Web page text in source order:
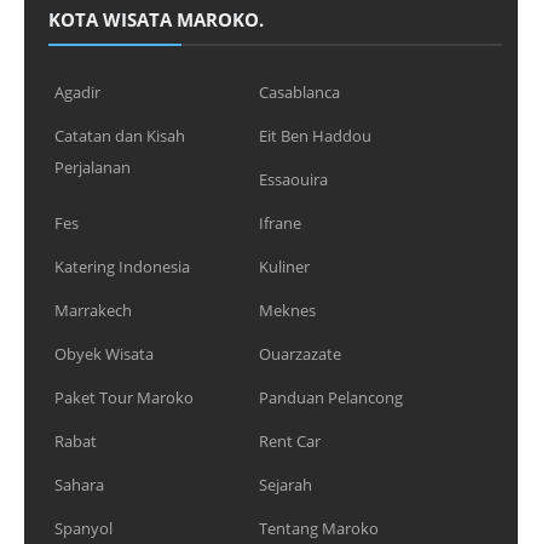
KOTA WISATA MAROKO.
Agadir
Casablanca
Catatan dan Kisah
Perjalanan
Eit Ben Haddou
Essaouira
Fes
Ifrane
Katering Indonesia
Kuliner
Marrakech
Meknes
Obyek Wisata
Ouarzazate
Paket Tour Maroko
Panduan Pelancong
Rabat
Rent Car
Sahara
Sejarah
Spanyol
Tentang Maroko